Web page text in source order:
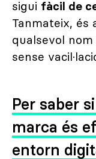
sigui fàcil de
Tanmateix, és
qualsevol
sense
Per saber
marca és
entorn